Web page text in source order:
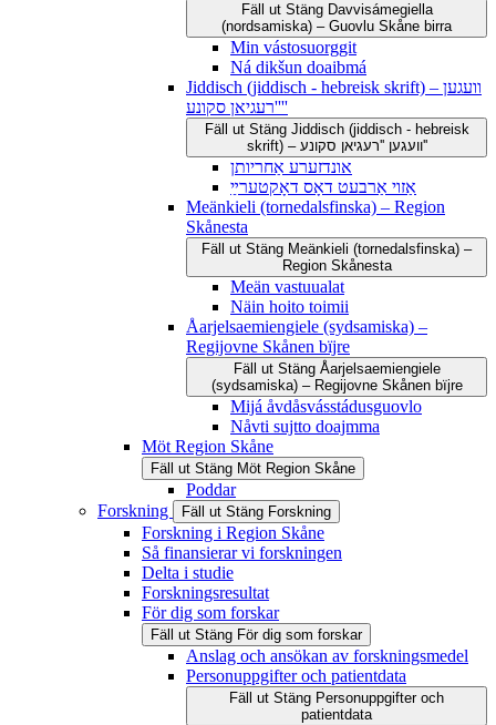
Fäll ut Stäng Davvisámegiella
(nordsamiska) – Guovlu Skåne birra
Min vástosuorggit
Ná dikšun doaibmá
Jiddisch (jiddisch - hebreisk skrift) – וועגען
''רעגיאן סקונע''
Fäll ut Stäng Jiddisch (jiddisch - hebreisk
skrift) – וועגען ''רעגיאן סקונע''
אונדזערע אַחריותן
אַזוי אַרבעט דאָס דאָקטערײַ
Meänkieli (tornedalsfinska) – Region
Skånesta
Fäll ut Stäng Meänkieli (tornedalsfinska) –
Region Skånesta
Meän vastuualat
Näin hoito toimii
Åarjelsaemiengiele (sydsamiska) –
Regijovne Skånen bïjre
Fäll ut Stäng Åarjelsaemiengiele
(sydsamiska) – Regijovne Skånen bïjre
Mijá åvdåsvásstádusguovlo
Nåvti sujtto doajmma
Möt Region Skåne
Fäll ut Stäng Möt Region Skåne
Poddar
Forskning
Fäll ut Stäng Forskning
Forskning i Region Skåne
Så finansierar vi forskningen
Delta i studie
Forskningsresultat
För dig som forskar
Fäll ut Stäng För dig som forskar
Anslag och ansökan av forskningsmedel
Personuppgifter och patientdata
Fäll ut Stäng Personuppgifter och
patientdata